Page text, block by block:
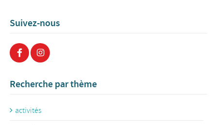
Suivez-nous
Recherche par thème
activités